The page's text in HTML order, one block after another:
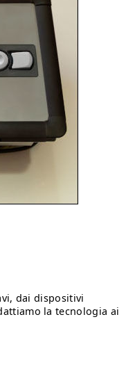
dai dispositivi
la tecnologia ai